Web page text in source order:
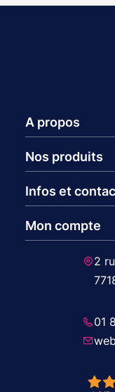
A propos
Nos produits
Infos et
Mon compte
2
01